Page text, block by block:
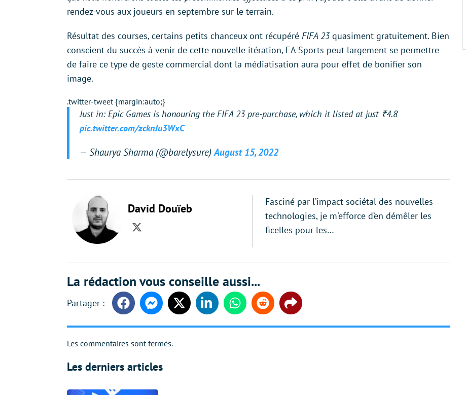
rendez-vous aux joueurs en septembre sur le terrain.
Résultat des courses, certains petits chanceux ont récupéré FIFA 23quasiment gratuitement. Bien
conscient du succès à venir de cette nouvelle itération, EA Sports peut largement se permettre
de faire ce type de geste commercial dont la médiatisation aura pour effet de bonifier son
image.
.twitter-tweet {margin:auto;}
Just in: Epic Games is honouring the FIFA 23 pre-purchase, which it listed at just ₹4.8
pic.twitter.com/zcknJu3WxC
— Shaurya Sharma (@barelysure) August 15, 2022
David Douïeb
Twitter
Fasciné par l’impact sociétal des nouvelles
technologies, je m'efforce d’en démêler les
ficelles pour les…
La rédaction vous conseille aussi...
FacebookMessengerTwitter LinkedinWhatsappReddit Share
Les commentaires sont fermés.
Les derniers articles